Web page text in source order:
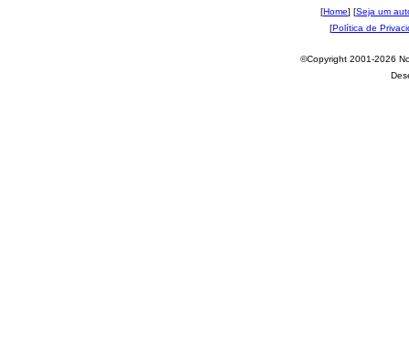
[Home] [Seja um
[Política de
©Copyright 2001-2026